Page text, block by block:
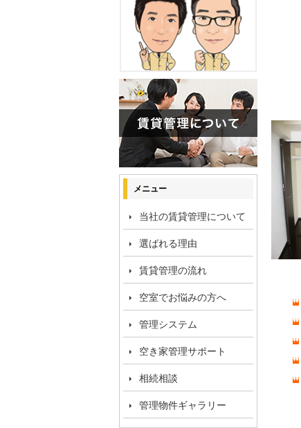
メニュー
当社の賃貸管理について
選ばれる理由
賃貸管理の流れ
空室でお悩みの方へ
管理システム
空き家管理サポート
相続相談
管理物件ギャラリー